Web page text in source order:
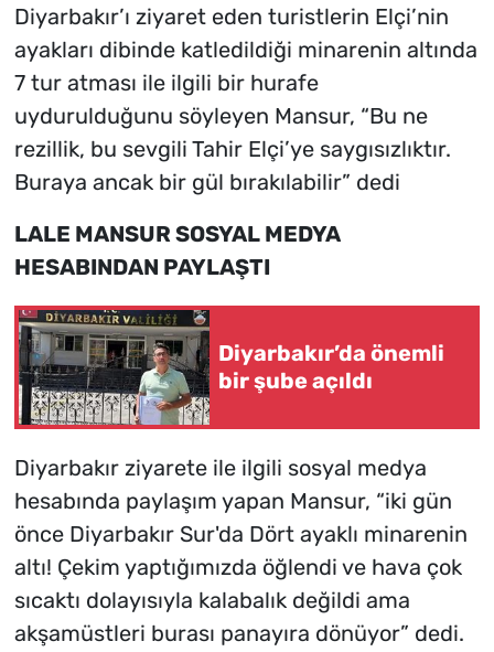
Diyarbakır’ı ziyaret eden turistlerin Elçi’nin
ayakları dibinde katledildiği minarenin altında
7 tur atması ile ilgili bir hurafe
uydurulduğunu söyleyen Mansur, “Bu ne
rezillik, bu sevgili Tahir Elçi’ye saygısızlıktır.
Buraya ancak bir gül bırakılabilir” dedi
LALE MANSUR SOSYAL MEDYA
HESABINDAN PAYLAŞTI
Diyarbakır’da önemli
bir şube açıldı
Diyarbakır ziyarete ile ilgili sosyal medya
hesabında paylaşım yapan Mansur, “iki gün
önce Diyarbakır Sur'da Dört ayaklı minarenin
altı! Çekim yaptığımızda öğlendi ve hava çok
sıcaktı dolayısıyla kalabalık değildi ama
akşamüstleri burası panayıra dönüyor” dedi.